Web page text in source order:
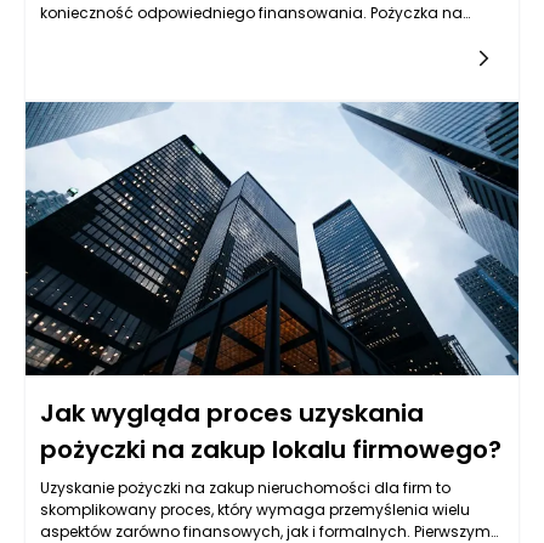
konieczność odpowiedniego finansowania. Pożyczka na
finansowe, czy może również jako narzędzie do zwiększenia
wartości firmy? Odpowiedź na to pytanie uzależniona jest od
podejścia do inwestycji, strategii rozwoju oraz umiejętności
zarządzania zasobami.
Jak wygląda proces uzyskania
pożyczki na zakup lokalu firmowego?
Uzyskanie pożyczki na zakup nieruchomości dla firm to
skomplikowany proces, który wymaga przemyślenia wielu
aspektów zarówno finansowych, jak i formalnych. Pierwszym